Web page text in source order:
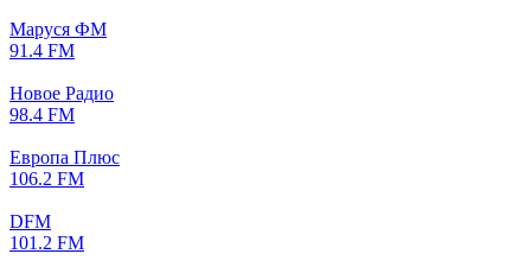
Маруся ФМ
91.4 FM
Новое Радио
98.4 FM
Европа Плюс
106.2 FM
DFM
101.2 FM